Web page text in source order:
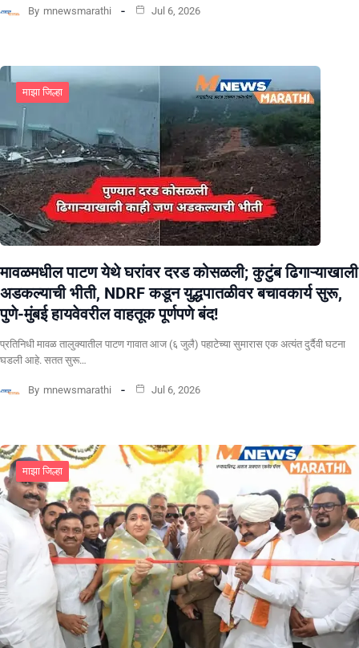
By mnewsmarathi Jul 6, 2026
माझा जिल्हा
मावळमधील पाटण येथे घरांवर दरड कोसळली; कुटुंब ढिगाऱ्याखाली
अडकल्याची भीती, NDRF कडून युद्धपातळीवर बचावकार्य सुरू,
पुणे-मुंबई हायवेवरील वाहतूक पूर्णपणे बंद!
​प्रतिनिधी मावळ तालुक्यातील पाटण गावात आज (६ जुलै) पहाटेच्या सुमारास एक अत्यंत दुर्दैवी घटना
घडली आहे. सतत सुरू…
By mnewsmarathi Jul 6, 2026
माझा जिल्हा